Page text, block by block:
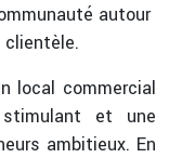
autour
local commercial
et une
ambitieux. En